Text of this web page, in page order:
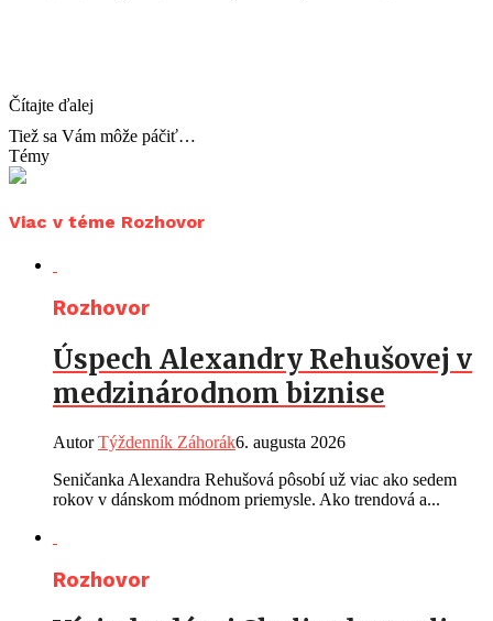
Čítajte ďalej
Tiež sa Vám môže páčiť…
Témy
Viac v téme Rozhovor
Rozhovor
Úspech Alexandry Rehušovej v
medzinárodnom biznise
AutorTýždenník Záhorák6. augusta 2026
Seničanka Alexandra Rehušová pôsobí už viac ako sedem
rokov v dánskom módnom priemysle. Ako trendová a...
Rozhovor